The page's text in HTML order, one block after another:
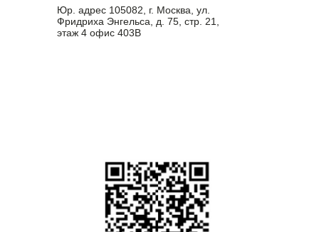
Юр. адрес 105082, г. Москва, ул.
Фридриха Энгельса, д. 75, стр. 21,
этаж 4 офис 403В